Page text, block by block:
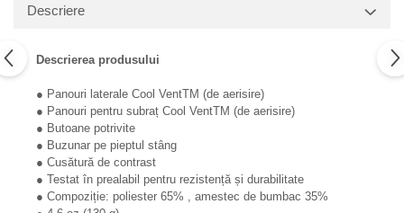
Descriere
Descrierea produsului
● Panouri laterale Cool VentTM (de aerisire)
● Panouri pentru subraț Cool VentTM (de aerisire)
● Butoane potrivite
● Buzunar pe pieptul stâng
● Cusătură de contrast
● Testat în prealabil pentru rezistență și durabilitate
● Compoziție: poliester 65% , amestec de bumbac 35%